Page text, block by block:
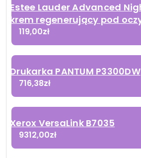
Estee Lauder Advanced
krem regenerujący pod
119,00zł
Drukarka PANTUM P3300DW
716,38zł
Xerox VersaLink B7035
9312,00zł